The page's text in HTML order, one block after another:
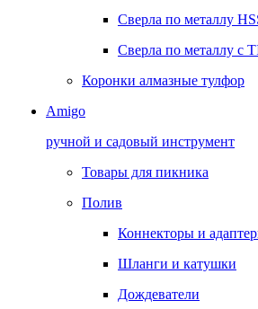
Сверла по металлу
Сверла по металлу с
Коронки алмазные тулфор
Amigo
ручной и садовый инструмент
Товары для пикника
Полив
Коннекторы и
Шланги и катушки
Дождеватели